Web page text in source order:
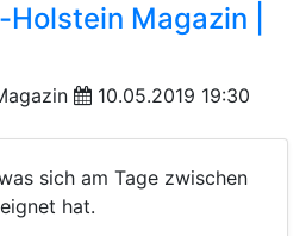
Magazin |
10.05.2019 19:30
sich am Tage zwischen
hat.